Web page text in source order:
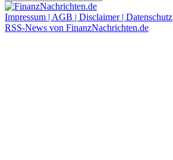
Impressum | AGB | Disclaimer | Datenschutz
RSS-News von FinanzNachrichten.de